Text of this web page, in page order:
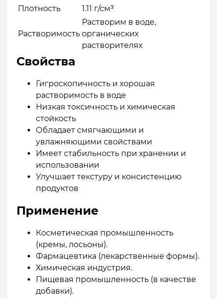
Плотность 1.11 г/см³
Растворимость
Растворим в воде,
органических
растворителях
Свойства
Гигроскопичность и хорошая
растворимость в воде
Низкая токсичность и химическая
стойкость
Обладает смягчающими и
увлажняющими свойствами
Имеет стабильность при хранении и
использовании
Улучшает текстуру и консистенцию
продуктов
Применение
Косметическая промышленность
(кремы, лосьоны).
Фармацевтика (лекарственные формы).
Химическая индустрия.
Пищевая промышленность (в качестве
добавки).